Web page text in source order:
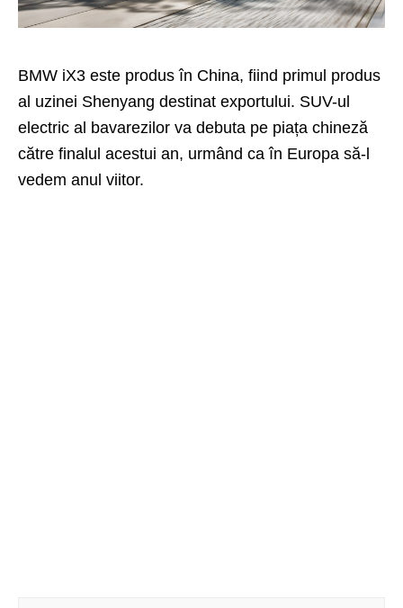
BMW iX3 este produs în China, fiind primul produs
al uzinei Shenyang destinat exportului. SUV-ul
electric al bavarezilor va debuta pe piața chineză
către finalul acestui an, urmând ca în Europa să-l
vedem anul viitor.